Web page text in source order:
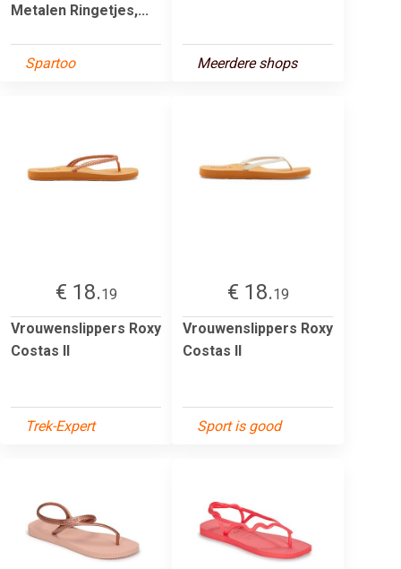
Metalen Ringetjes,...
Spartoo Meerdere shops
€ 18.19
Vrouwenslippers Roxy
Costas II
Trek-Expert
€ 18.19
Vrouwenslippers Roxy
Costas II
Sport is good